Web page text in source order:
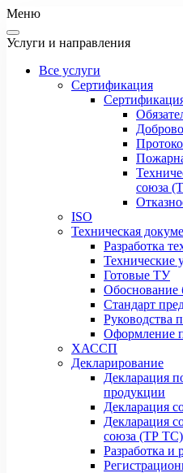
Меню
Услуги и направления
Все услуги
Сертификация
союза
ISO
Техническая
Разработка
Технические
Готовые ТУ
Обоснование
Стандарт
Руководства
Оформление
ХАССП
Декларирование
Декларация
продукции
Декларация
Декларация
союза (ТР ТС)
Разработка и